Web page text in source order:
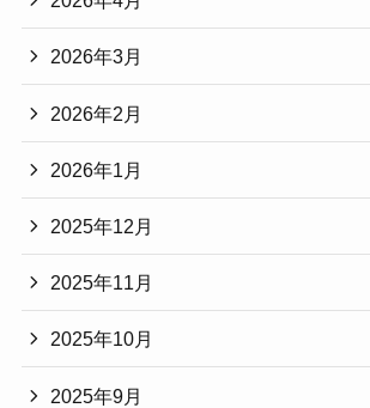
2026年3月
2026年2月
2026年1月
2025年12月
2025年11月
2025年10月
2025年9月